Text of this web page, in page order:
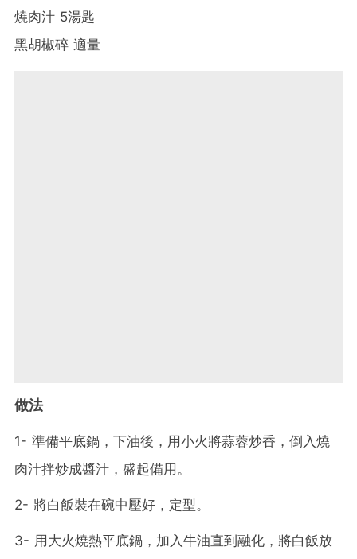
燒肉汁 5湯匙
黑胡椒碎 適量
做法
1- 準備平底鍋，下油後，用小火將蒜蓉炒香，倒入燒
肉汁拌炒成醬汁，盛起備用。
2- 將白飯裝在碗中壓好，定型。
3- 用大火燒熱平底鍋，加入牛油直到融化，將白飯放